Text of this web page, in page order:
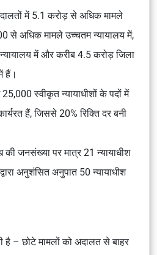
में 5.1 करोड़ से अधिक मामले
से अधिक मामले उच्चतम न्यायालय में,
में और करीब 4.5 करोड़ जिला
हैं।
स्वीकृत न्यायाधीशों के पदों में
हैं, जिससे 20% रिक्ति दर बनी
की जनसंख्या पर मात्र 21 न्यायाधीश
अनुशंसित अनुपात 50 न्यायाधीश
है – छोटे मामलों को अदालत से बाहर